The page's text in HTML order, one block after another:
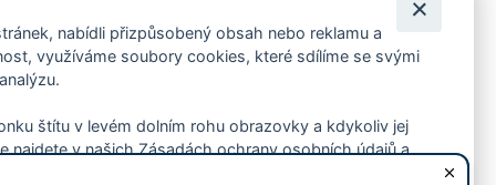
pozvánky na kulturní a sportovní akce?
nabídli přizpůsobený obsah nebo reklamu a
využíváme soubory cookies, které sdílíme se svými
štítu v levém dolním rohu obrazovky a kdykoliv jej
najdete v našich Zásadách ochrany osobních údajů a